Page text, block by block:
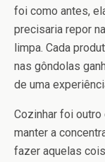
foi como antes,
precisaria repor
limpa. Cada
nas gôndolas
de uma
Cozinhar foi
manter a
fazer aquelas